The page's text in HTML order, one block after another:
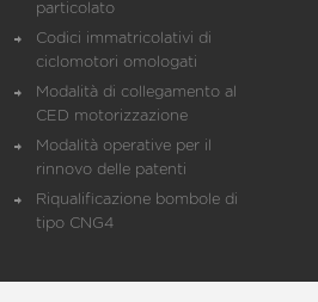
particolato
Codici immatricolativi di
ciclomotori omologati
Modalità di collegamento al
CED motorizzazione
Modalità operative per il
rinnovo delle patenti
Riqualificazione bombole di
tipo CNG4